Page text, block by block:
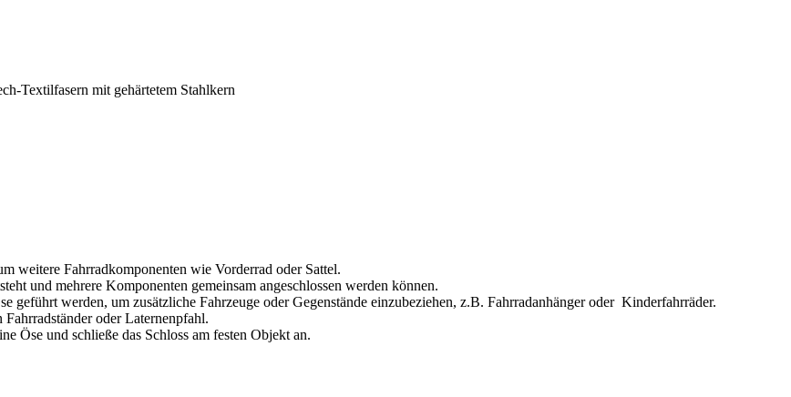
Textilfasern mit gehärtetem Stahlkern
weitere Fahrradkomponenten wie Vorderrad oder Sattel.
und mehrere Komponenten gemeinsam angeschlossen werden können.
geführt werden, um zusätzliche Fahrzeuge oder Gegenstände einzubeziehen, z.B. Fahrradanhänger oder Kinderfahrräder.
oder Laternenpfahl.
Öse und schließe das Schloss am festen Objekt an.